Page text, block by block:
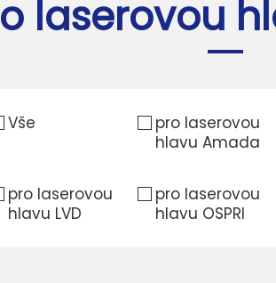
laserovou
Vše
pro laserovou
hlavu Amada
pro laserovou
hlavu LVD
pro laserovou
hlavu OSPRI